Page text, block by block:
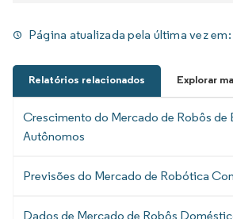
Página atualizada pela última vez
Relatórios relacionados Explorar
Crescimento do Mercado de Robôs de
Autônomos
Previsões do Mercado de Robótica
Dados de Mercado de Robôs